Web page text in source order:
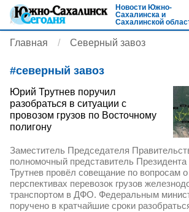
Новости Южно-
Сахалинска и
Сахалинской
Главная Северный завоз
#северный завоз
Юрий Трутнев поручил
разобраться в ситуации с
провозом грузов по Восточному
полигону
Заместитель Председателя
полномочный представитель
Трутнев провёл совещание по вопросам
перспективах перевозок грузов
транспортом в ДФО. Федеральным
поручено в кратчайшие сроки